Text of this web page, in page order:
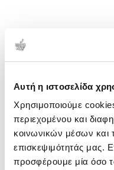
Αυτή η ιστοσελίδα
Χρησιμοποιούμε
περιεχομένου και
κοινωνικών μέσων και
επισκεψιμότητάς μας.
προσφέρουμε μία όσο